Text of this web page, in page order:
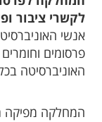
לקשרי ציבור
אנשי
פרסומים
האוניברסיטה
המחלקה מפיקה